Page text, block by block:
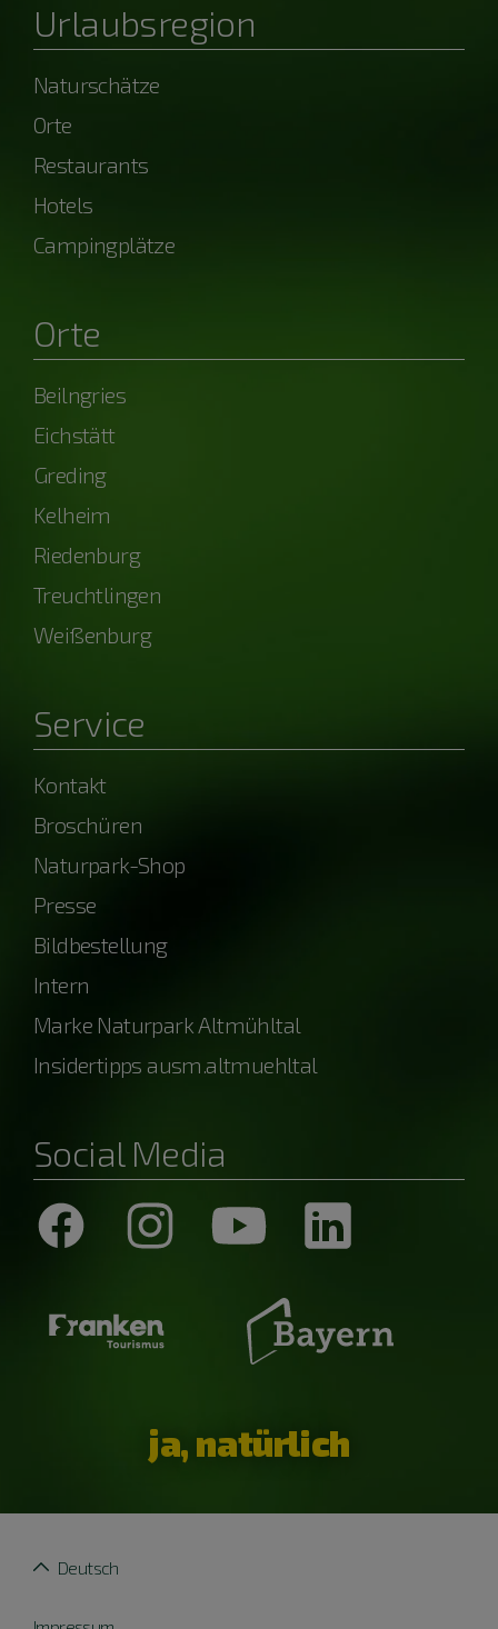
Urlaubsregion
Naturschätze
Orte
Restaurants
Hotels
Campingplätze
Orte
Beilngries
Eichstätt
Greding
Kelheim
Riedenburg
Treuchtlingen
Weißenburg
Service
Kontakt
Broschüren
Naturpark-Shop
Presse
Bildbestellung
Intern
Marke Naturpark Altmühltal
Insidertipps ausm.altmuehltal
Social Media
ja, natürlich
Deutsch